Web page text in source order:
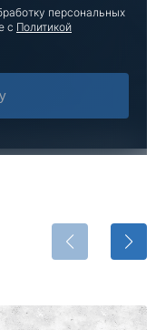
персональных
с Политикой